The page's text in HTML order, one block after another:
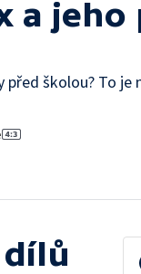
a jeho
před školou? To